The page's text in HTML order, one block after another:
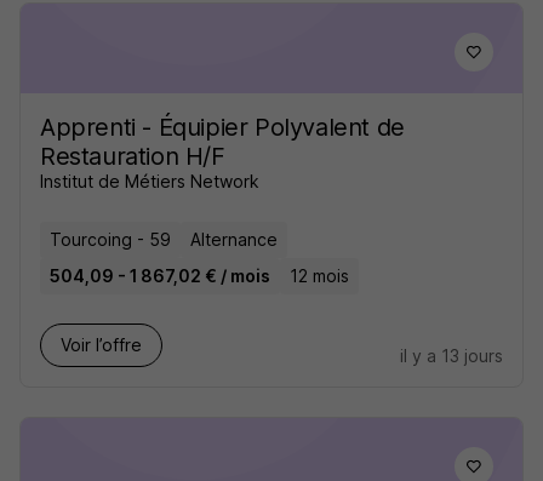
Apprenti - Équipier Polyvalent de
Restauration H/F
Institut de Métiers Network
Tourcoing - 59
Alternance
504,09 - 1 867,02 € / mois
12 mois
Voir l’offre
il y a 13 jours